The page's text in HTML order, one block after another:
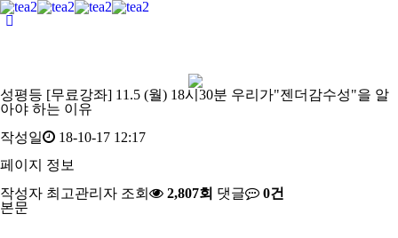
성평등 [무료강좌] 11.5 (월) 18시30분 우리가"젠더감수성"을 알
아야 하는 이유
작성일
18-10-17 12:17
페이지 정보
작성자 최고관리자 조회 2,807회 댓글
0건
본문